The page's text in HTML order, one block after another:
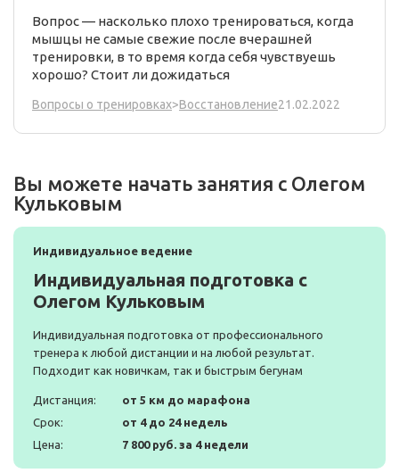
Вопрос — насколько плохо тренироваться, когда
мышцы не самые свежие после вчерашней
тренировки, в то время когда себя чувствуешь
хорошо? Стоит ли дожидаться
Вопросы о тренировках>Восстановление21.02.2022
Вы можете начать занятия с Олегом
Кульковым
Индивидуальное ведение
Индивидуальная подготовка с
Олегом Кульковым
Индивидуальная подготовка от профессионального
тренера к любой дистанции и на любой результат.
Подходит как новичкам, так и быстрым бегунам
Дистанция:
от 5 км до марафона
Срок:
от 4 до 24 недель
Цена:
7 800 руб. за 4 недели